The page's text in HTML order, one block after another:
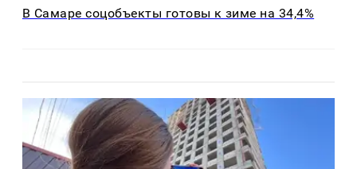
В Самаре соцобъекты готовы к зиме на 34,4%